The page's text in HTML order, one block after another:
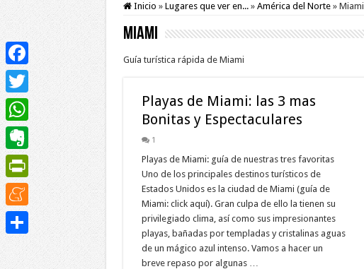
Inicio » Lugares que ver en... » América del Norte » Miami
Miami
Guía turística rápida de Miami
Playas de Miami: las 3 mas
Bonitas y Espectaculares
1
Playas de Miami: guía de nuestras tres favoritas
Uno de los principales destinos turísticos de
Estados Unidos es la ciudad de Miami (guía de
Miami: click aquí). Gran culpa de ello la tienen su
privilegiado clima, así como sus impresionantes
playas, bañadas por templadas y cristalinas aguas
de un mágico azul intenso. Vamos a hacer un
breve repaso por algunas …
Facebook
Twitter
WhatsApp
Evernote
PrintFriendly
Meneame
Compartir